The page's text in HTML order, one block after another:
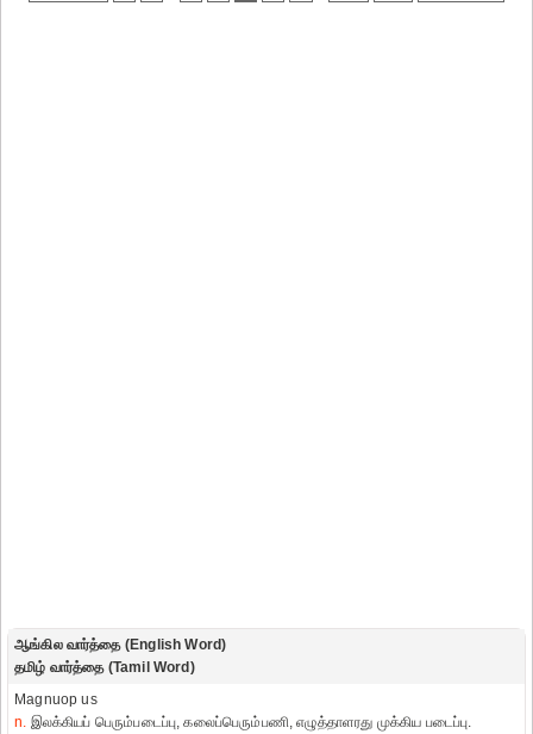
ஆங்கில வார்த்தை (English Word)
தமிழ் வார்த்தை (Tamil Word)
Magnuop us
n. இலக்கியப் பெரும்படைப்பு, கலைப்பெரும்பணி, எழுத்தாளரது முக்கிய படைப்பு.